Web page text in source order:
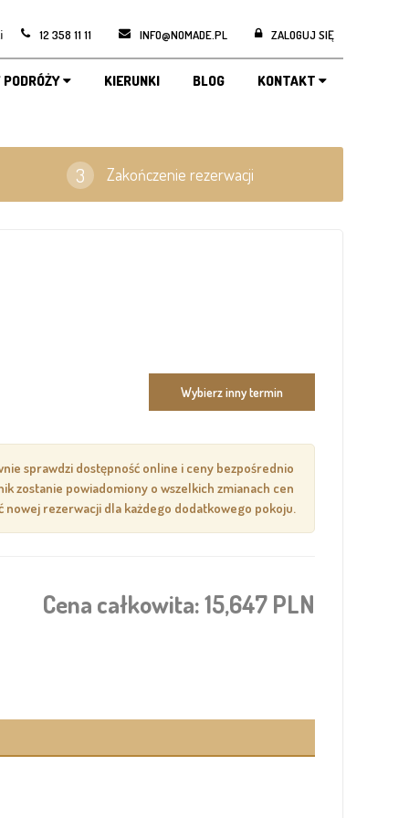
ZALOGUJ SIĘ
INFO@NOMADE.PL
12 358 11 11
KIERUNKI BLOG KONTAKT
Zakończenie rezerwacji
Wybierz inny termin
sprawdzi dostępność online i ceny bezpośrednio
zostanie powiadomiony o wszelkich zmianach cen
rezerwacji dla każdego dodatkowego pokoju.
Cena całkowita:15,647 PLN